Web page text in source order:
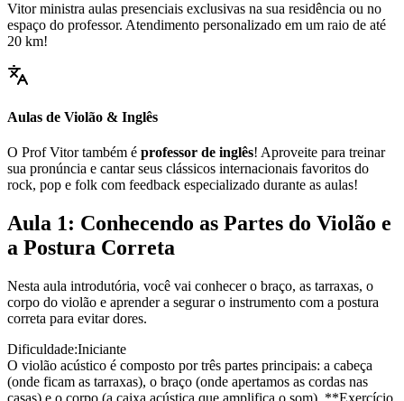
Vitor ministra aulas presenciais exclusivas na sua residência ou no
espaço do professor. Atendimento personalizado em um raio de até
20 km!
Aulas de Violão & Inglês
O Prof Vitor também é professor de inglês! Aproveite para treinar
sua pronúncia e cantar seus clássicos internacionais favoritos do
rock, pop e folk com feedback especializado durante as aulas!
Aula 1: Conhecendo as Partes do Violão e
a Postura Correta
Nesta aula introdutória, você vai conhecer o braço, as tarraxas, o
corpo do violão e aprender a segurar o instrumento com a postura
correta para evitar dores.
Dificuldade:Iniciante
O violão acústico é composto por três partes principais: a cabeça
(onde ficam as tarraxas), o braço (onde apertamos as cordas nas
casas) e o corpo (a caixa acústica que amplifica o som). **Exercício